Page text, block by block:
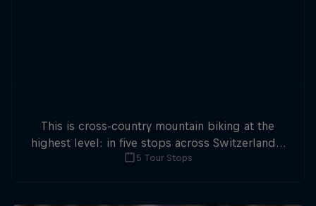
This is cross-country mountain biking at the
highest level: in five stops across Switzerland a
field of international athletes will race for the
5 Tour Stops